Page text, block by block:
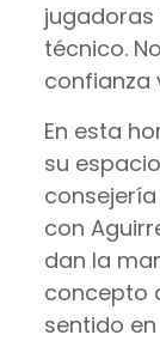
técnico.
confianza
En esta
su
con
dan la
concepto
sentido